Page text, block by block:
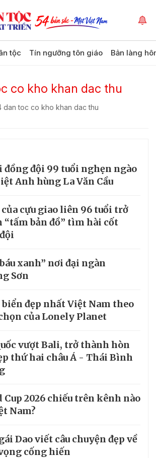
tộc Tín ngưỡng tôn giáo Bản làng
co kho khan dac thu
dan toc co kho khan dac thu
đồng đội 99 tuổi nghẹn ngào
Anh hùng La Văn Cầu
của cựu giao liên 96 tuổi trở
“tấm bản đồ” tìm hài cốt
xanh” nơi đại ngàn
Sơn
biển đẹp nhất Việt Nam theo
của Lonely Planet
vượt Bali, trở thành hòn
thứ hai châu Á - Thái Bình
Cup 2026 chiếu trên kênh nào
Nam?
Dao viết câu chuyện đẹp về
cống hiến